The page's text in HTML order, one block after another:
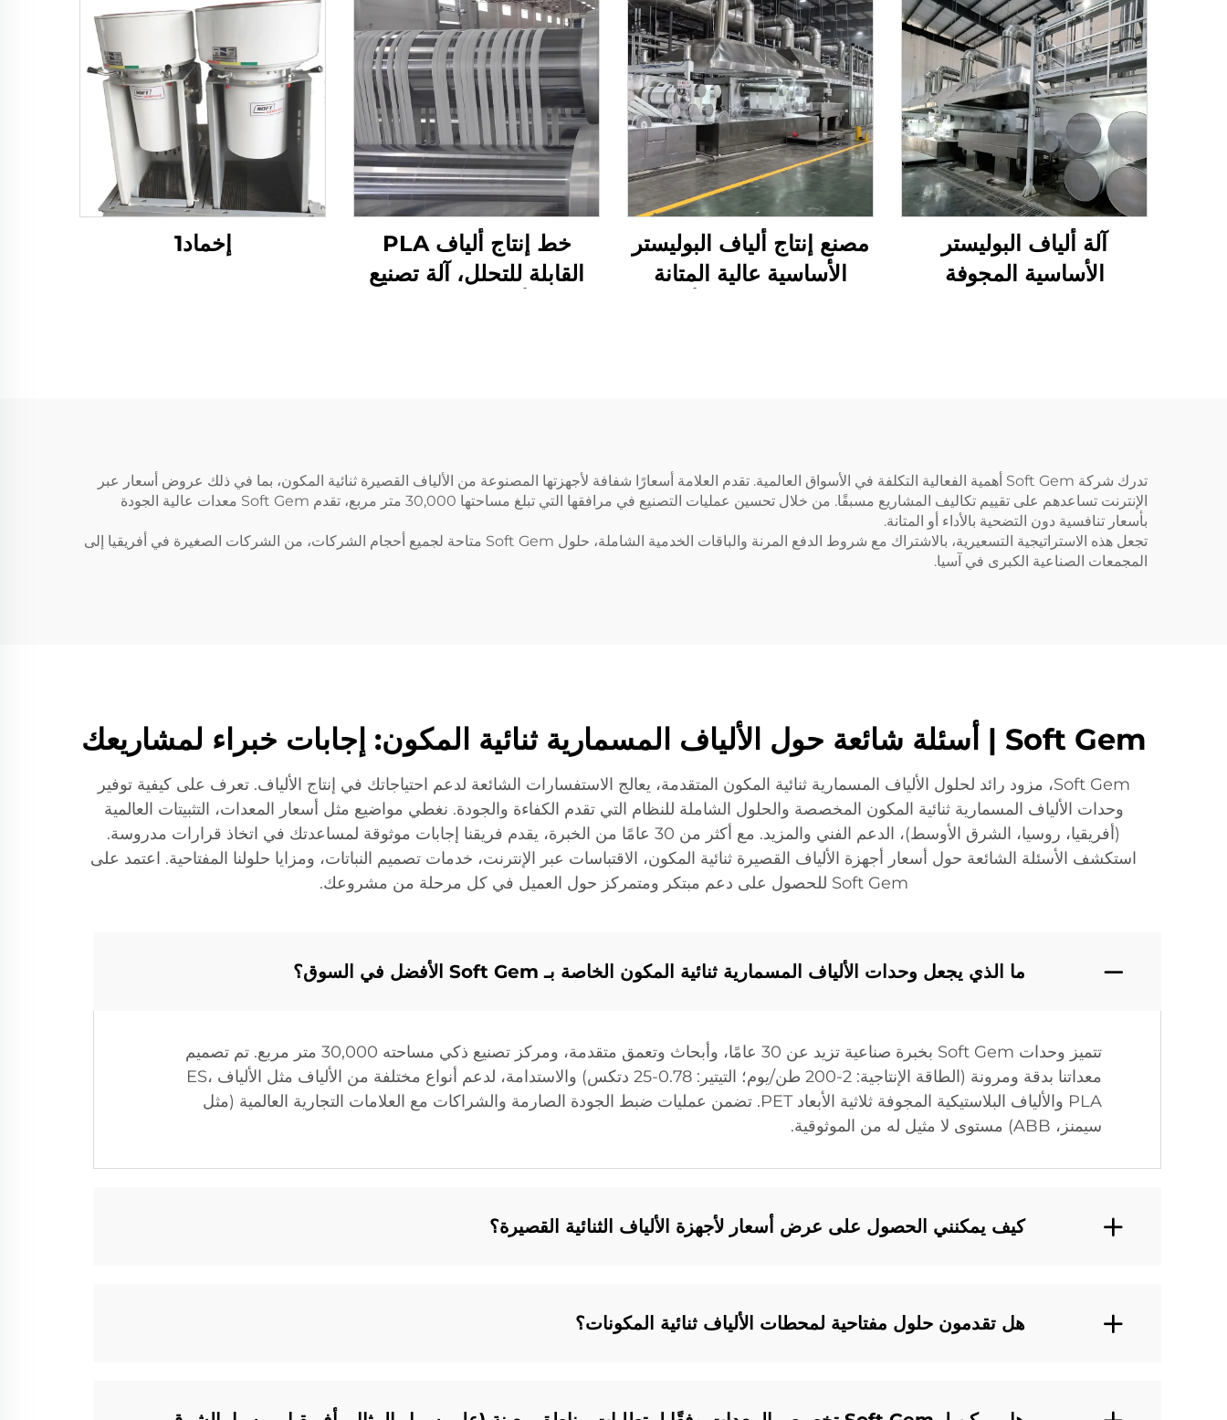
آلة ألياف البوليستر
الأساسية المجوفة
مصنع إنتاج ألياف البوليستر
الأساسية عالية المتانة
خط إنتاج ألياف PLA
القابلة للتحلل، آلة تصنيع
إخماد1
تدرك شركة Soft Gem أهمية الفعالية التكلفة في الأسواق العالمية. تقدم العلامة أسعارًا شفافة لأجهزتها المصنوعة من الألياف القصيرة ثنائية المكون، بما في ذلك عروض أسعار عبر
الإنترنت تساعدهم على تقييم تكاليف المشاريع مسبقًا. من خلال تحسين عمليات التصنيع في مرافقها التي تبلغ مساحتها 30,000 متر مربع، تقدم Soft Gem معدات عالية الجودة
بأسعار تنافسية دون التضحية بالأداء أو المتانة.
تجعل هذه الاستراتيجية التسعيرية، بالاشتراك مع شروط الدفع المرنة والباقات الخدمية الشاملة، حلول Soft Gem متاحة لجميع أحجام الشركات، من الشركات الصغيرة في أفريقيا إلى
المجمعات الصناعية الكبرى في آسيا.
Soft Gem | أسئلة شائعة حول الألياف المسمارية ثنائية المكون: إجابات خبراء لمشاريعك
Soft Gem، مزود رائد لحلول الألياف المسمارية ثنائية المكون المتقدمة، يعالج الاستفسارات الشائعة لدعم احتياجاتك في إنتاج الألياف. تعرف على كيفية توفير
وحدات الألياف المسمارية ثنائية المكون المخصصة والحلول الشاملة للنظام التي تقدم الكفاءة والجودة. نغطي مواضيع مثل أسعار المعدات، التثبيتات العالمية
(أفريقيا، روسيا، الشرق الأوسط)، الدعم الفني والمزيد. مع أكثر من 30 عامًا من الخبرة، يقدم فريقنا إجابات موثوقة لمساعدتك في اتخاذ قرارات مدروسة.
استكشف الأسئلة الشائعة حول أسعار أجهزة الألياف القصيرة ثنائية المكون، الاقتباسات عبر الإنترنت، خدمات تصميم النباتات، ومزايا حلولنا المفتاحية. اعتمد على
Soft Gem للحصول على دعم مبتكر ومتمركز حول العميل في كل مرحلة من مشروعك.
ما الذي يجعل وحدات الألياف المسمارية ثنائية المكون الخاصة بـ Soft Gem الأفضل في السوق؟
تتميز وحدات Soft Gem بخبرة صناعية تزيد عن 30 عامًا، وأبحاث وتعمق متقدمة، ومركز تصنيع ذكي مساحته 30,000 متر مربع. تم تصميم
معداتنا بدقة ومرونة (الطاقة الإنتاجية: 2-200 طن/يوم؛ التيتير: 0.78-25 دتكس) والاستدامة، لدعم أنواع مختلفة من الألياف مثل الألياف ES،
PLA والألياف البلاستيكية المجوفة ثلاثية الأبعاد PET. تضمن عمليات ضبط الجودة الصارمة والشراكات مع العلامات التجارية العالمية (مثل
سيمنز، ABB) مستوى لا مثيل له من الموثوقية.
كيف يمكنني الحصول على عرض أسعار لأجهزة الألياف الثنائية القصيرة؟
هل تقدمون حلول مفتاحية لمحطات الألياف ثنائية المكونات؟